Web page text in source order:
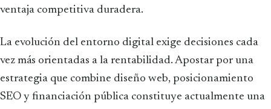
ventaja competitiva duradera.
La evolución del entorno digital exige decisiones cada
vez más orientadas a la rentabilidad. Apostar por una
estrategia que combine diseño web, posicionamiento
SEO y financiación pública constituye actualmente una